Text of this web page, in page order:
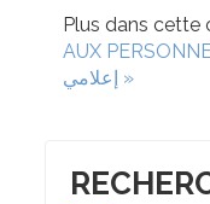
Plus dans cette
AUX
إعلامي »